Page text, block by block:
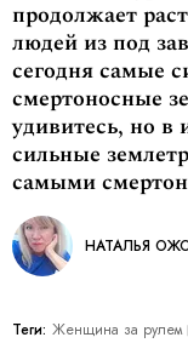
продолжает
людей из под
сегодня самые
смертоносные
удивитесь, но в
сильные
самыми
НАТАЛЬЯ
Теги: Женщина за рулем